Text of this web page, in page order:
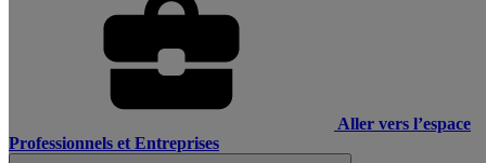
Aller vers l’espace
Professionnels et Entreprises